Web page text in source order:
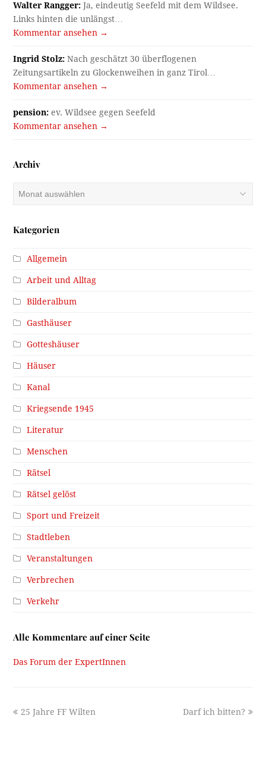
Walter Rangger: Ja, eindeutig Seefeld mit dem Wildsee.
Links hinten die unlängst…
Kommentar ansehen →
Ingrid Stolz: Nach geschätzt 30 überflogenen
Zeitungsartikeln zu Glockenweihen in ganz Tirol…
Kommentar ansehen →
pension: ev. Wildsee gegen Seefeld
Kommentar ansehen →
Archiv
Kategorien
Allgemein
Arbeit und Alltag
Bilderalbum
Gasthäuser
Gotteshäuser
Häuser
Kanal
Kriegsende 1945
Literatur
Menschen
Rätsel
Rätsel gelöst
Sport und Freizeit
Stadtleben
Veranstaltungen
Verbrechen
Verkehr
Alle Kommentare auf einer Seite
Das Forum der ExpertInnen
previous
25 Jahre FF Wilten
next
Darf ich bitten?